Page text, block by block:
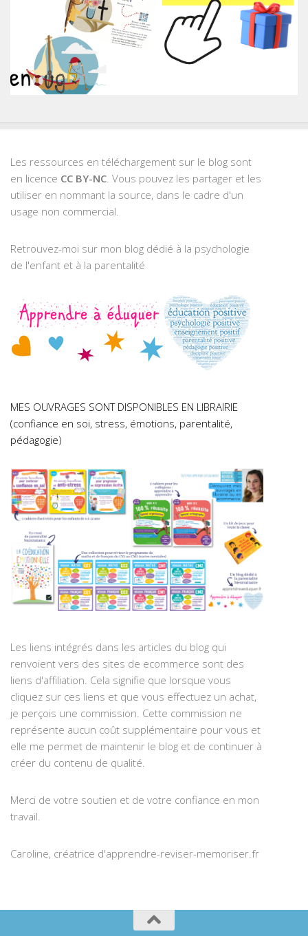
Les ressources en téléchargement sur le blog sont
en licence CC BY-NC . Vous pouvez les partager et les
utiliser en nommant la source, dans le cadre d'un
usage non commercial.
Retrouvez-moi sur mon blog dédié à la psychologie
de l'enfant et à la parentalité
MES OUVRAGES SONT DISPONIBLES EN LIBRAIRIE
(confiance en soi, stress, émotions, parentalité,
pédagogie)
Les liens intégrés dans les articles du blog qui
renvoient vers des sites de ecommerce sont des
liens d'affiliation. Cela signifie que lorsque vous
cliquez sur ces liens et que vous effectuez un achat,
je perçois une commission. Cette commission ne
représente aucun coût supplémentaire pour vous et
elle me permet de maintenir le blog et de continuer à
créer du contenu de qualité.
Merci de votre soutien et de votre confiance en mon
travail.
Caroline, créatrice d'apprendre-reviser-memoriser.fr